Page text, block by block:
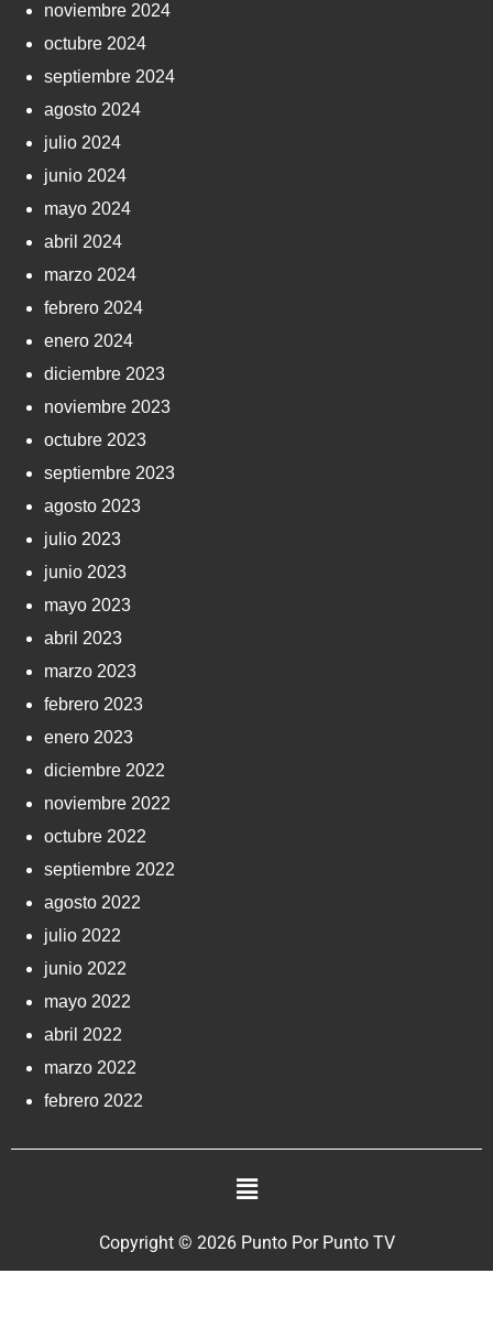
noviembre 2024
octubre 2024
septiembre 2024
agosto 2024
julio 2024
junio 2024
mayo 2024
abril 2024
marzo 2024
febrero 2024
enero 2024
diciembre 2023
noviembre 2023
octubre 2023
septiembre 2023
agosto 2023
julio 2023
junio 2023
mayo 2023
abril 2023
marzo 2023
febrero 2023
enero 2023
diciembre 2022
noviembre 2022
octubre 2022
septiembre 2022
agosto 2022
julio 2022
junio 2022
mayo 2022
abril 2022
marzo 2022
febrero 2022
Copyright © 2026 Punto Por Punto TV